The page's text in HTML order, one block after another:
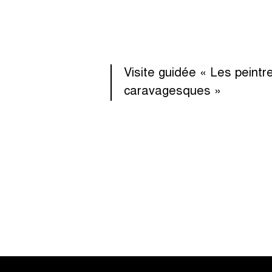
Visite guidée « Les
caravagesques »